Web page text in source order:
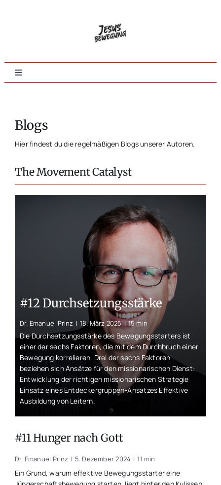
Toggle
Tieferes Leben
Unterwegs
Blogs
Hier findest du die regelmäßigen Blogs unserer Autoren.
The Movement Catalyst
#12 Durchsetzungsstärke
Dr. Emanuel Prinz | 18. März 2025 | 15 min
Die Durchsetzungsstärke des Bewegungsstarters ist
einer der sechs Faktoren, die mit dem Durchbruch einer
Bewegung korrelieren. Drei der sechs Faktoren
beziehen sich Ansätze für den missionarischen Dienst:
Entwicklung der richtigen missionarischen Strategie
Einsatz eines Entdeckergruppen-Ansatzes Effektive
Ausbildung von Leitern.
#11 Hunger nach Gott
Dr. Emanuel Prinz | 5. Dezember 2024 | 11 min
Ein Grund, warum effektive Bewegungsstarter eine